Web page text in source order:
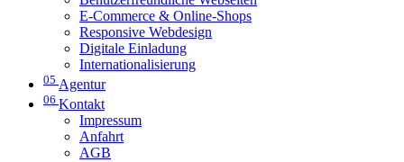
E-Commerce & Online-Shops
Responsive Webdesign
Digitale Einladung
Internationalisierung
05 Agentur
06 Kontakt
Impressum
Anfahrt
AGB